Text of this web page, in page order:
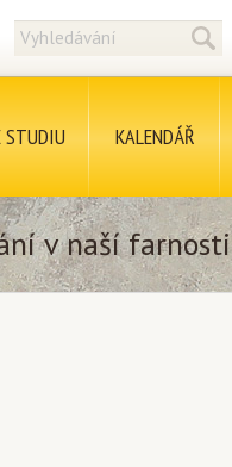
STUDIU KALENDÁŘ
v naší farnosti